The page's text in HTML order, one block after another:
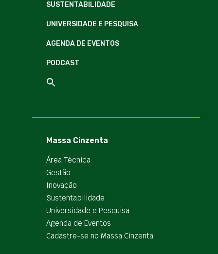
SUSTENTABILIDADE
UNIVERSIDADE E PESQUISA
AGENDA DE EVENTOS
PODCAST
Massa Cinzenta
Área Técnica
Gestão
Inovação
Sustentabilidade
Universidade e Pesquisa
Agenda de Eventos
Cadastre-se no Massa Cinzenta